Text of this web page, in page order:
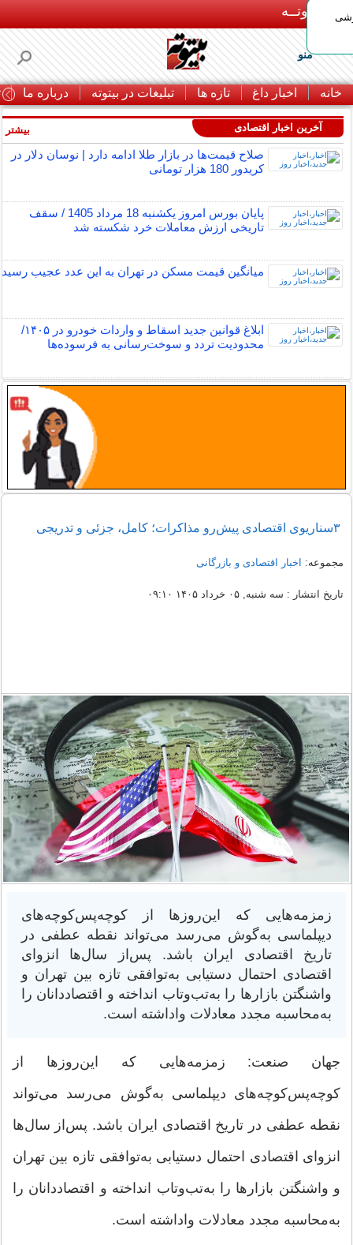
بـیتوتــه
منو
خانه اخبار داغ تازه ها تبلیغات در بیتوته درباره ما
آخرین اخبار اقتصادی
صلاح قیمت‌ها در بازار طلا ادامه دارد | نوسان دلار در
کریدور 180 هزار تومانی
پایان بورس امروز یکشنبه 18 مرداد 1405 / سقف
تاریخی ارزش معاملات خرد شکسته شد
میانگین قیمت مسکن در تهران به این عدد عجیب رسید
ابلاغ قوانین جدید اسقاط و واردات خودرو در ۱۴۰۵/
محدودیت تردد و سوخت‌رسانی به فرسوده‌ها
بیشتر
۳سناریوی اقتصادی پیش‌رو مذاکرات؛ کامل، جزئی و تدریجی
مجموعه: اخبار اقتصادی و بازرگانی
تاریخ انتشار : سه شنبه, ۰۵ خرداد ۱۴۰۵ ۰۹:۱۰
زمزمه‌هایی که این‌روزها از کوچه‌پس‌کوچه‌های
دیپلماسی به‌گوش می‌رسد می‌تواند نقطه عطفی در
تاریخ اقتصادی ایران باشد. پس‌از سال‌ها انزوای
اقتصادی احتمال دستیابی به‌توافقی تازه بین تهران و
واشنگتن بازارها را به‌تب‌وتاب انداخته و اقتصاددانان را
به‌محاسبه مجدد معادلات واداشته است.
جهان صنعت: زمزمه‌هایی که این‌روزها از
کوچه‌پس‌کوچه‌های دیپلماسی به‌گوش می‌رسد می‌تواند
نقطه عطفی در تاریخ اقتصادی ایران باشد. پس‌از سال‌ها
انزوای اقتصادی احتمال دستیابی به‌توافقی تازه بین تهران
و واشنگتن بازارها را به‌تب‌وتاب انداخته و اقتصاددانان را
به‌محاسبه مجدد معادلات واداشته است.